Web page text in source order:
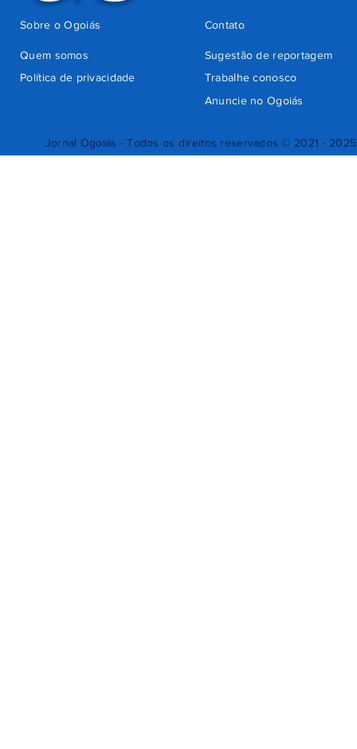
Jornal Ogoiás - Todos os direitos reservados © 2021 - 2025
Quem somos
Sugestão de reportagem
Trabalhe conosco
Política de privacidade
Anuncie no Ogoiás
Contato
Sobre o Ogoiás